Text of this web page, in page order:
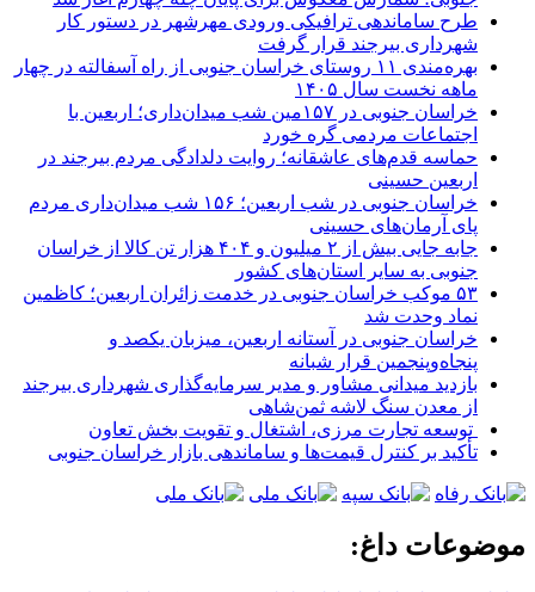
طرح ساماندهی ترافیکی ورودی مهرشهر در دستور کار
شهرداری بیرجند قرار گرفت
بهره‌مندی ۱۱ روستای خراسان جنوبی از راه آسفالته در چهار
ماهه نخست سال ۱۴۰۵
خراسان جنوبی در ۱۵۷مین شب میدان‌داری؛ اربعین با
اجتماعات مردمی گره خورد
حماسه قدم‌های عاشقانه؛ روایت دلدادگی مردم بیرجند در
اربعین حسینی
خراسان جنوبی در شب اربعین؛ ۱۵۶ شب میدان‌داری مردم
پای آرمان‌های حسینی
جابه جایی بیش از ۲ میلیون و ۴۰۴ هزار تن کالا از خراسان
جنوبی به سایر استان‌های کشور
۵۳ موکب خراسان جنوبی در خدمت زائران اربعین؛ کاظمین
نماد وحدت شد
خراسان جنوبی در آستانه اربعین، میزبان یکصد و
پنجاه‌وپنجمین قرار شبانه
بازدید میدانی مشاور و مدیر سرمایه‌گذاری شهرداری بیرجند
از معدن سنگ لاشه ثمن‌شاهی
توسعه تجارت مرزی، اشتغال و تقویت بخش تعاون
تأکید بر کنترل قیمت‌ها و ساماندهی بازار خراسان جنوبی
موضوعات داغ: